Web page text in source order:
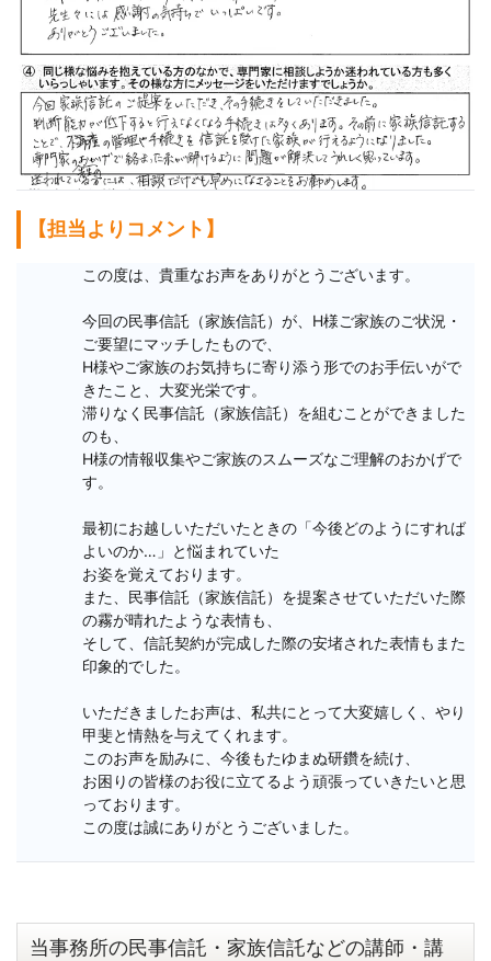
【担当よりコメント】
この度は、貴重なお声をありがとうございます。
今回の民事信託（家族信託）が、H様ご家族のご状況・
ご要望にマッチしたもので、
H様やご家族のお気持ちに寄り添う形でのお手伝いがで
きたこと、大変光栄です。
滞りなく民事信託（家族信託）を組むことができました
のも、
H様の情報収集やご家族のスムーズなご理解のおかげで
す。
最初にお越しいただいたときの「今後どのようにすれば
よいのか…」と悩まれていた
お姿を覚えております。
また、民事信託（家族信託）を提案させていただいた際
の霧が晴れたような表情も、
そして、信託契約が完成した際の安堵された表情もまた
印象的でした。
いただきましたお声は、私共にとって大変嬉しく、やり
甲斐と情熱を与えてくれます。
このお声を励みに、今後もたゆまぬ研鑽を続け、
お困りの皆様のお役に立てるよう頑張っていきたいと思
っております。
この度は誠にありがとうございました。
当事務所の民事信託・家族信託などの講師・講